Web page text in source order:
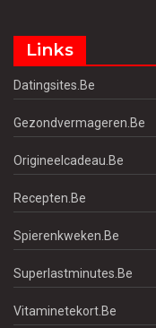
Links
Datingsites.be
Gezondvermageren.be
Origineelcadeau.be
Recepten.be
Spierenkweken.be
Superlastminutes.be
Vitaminetekort.be